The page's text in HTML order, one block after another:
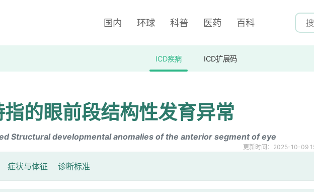
国内 环球 科普 医药 百科
ICD疾病 ICD扩展码
指的眼前段结构性发育异常
Structural developmental anomalies of the anterior segment of eye
更新时间：2025-10-09
症状与体征 诊断标准